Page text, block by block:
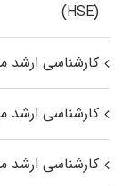
(HSE)
کارشناسی ارشد
کارشناسی
کارشناسی